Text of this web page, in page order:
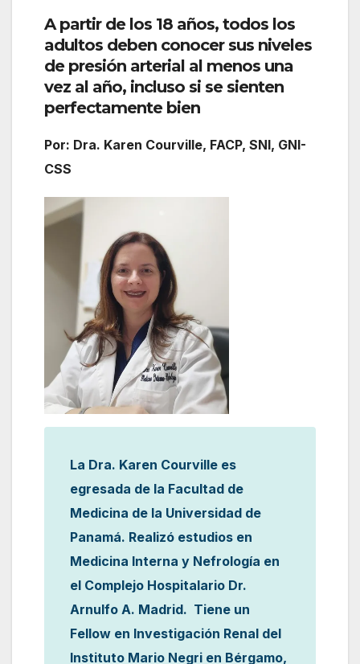
A partir de los 18 años, todos los
adultos deben conocer sus niveles
de presión arterial al menos una
vez al año, incluso si se sienten
perfectamente bien
Por: Dra. Karen Courville, FACP, SNI, GNI-
CSS
La Dra. Karen Courville es
egresada de la Facultad de
Medicina de la Universidad de
Panamá. Realizó estudios en
Medicina Interna y Nefrología en
el Complejo Hospitalario Dr.
Arnulfo A. Madrid. Tiene un
Fellow en Investigación Renal del
Instituto Mario Negri en Bérgamo,